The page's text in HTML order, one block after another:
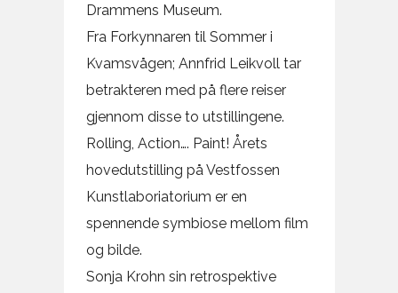
Drammens Museum.
Fra Forkynnaren til Sommer i
Kvamsvågen; Annfrid Leikvoll tar
betrakteren med på flere reiser
gjennom disse to utstillingene.
Rolling, Action…. Paint! Årets
hovedutstilling på Vestfossen
Kunstlaboriatorium er en
spennende symbiose mellom film
og bilde.
Sonja Krohn sin retrospektive